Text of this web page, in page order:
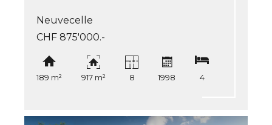
Neuvecelle
CHF 875'000.-
189 m² 917 m² 8 1998 4